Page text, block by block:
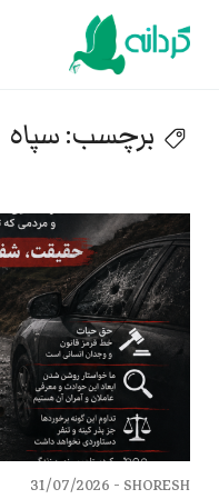
Skip
برچسب:سپاه
SHORESH -
31/07/2026